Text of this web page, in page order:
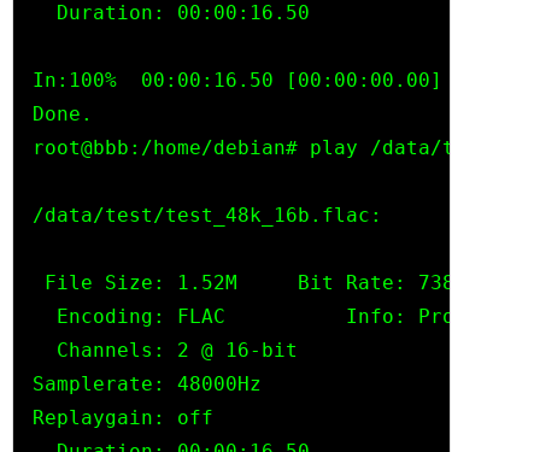
  Duration: 00:00:16.50
In:100%  00:00:16.50 [00:00:00.00]
Done.
root@bbb:/home/debian# play /data/test/
/data/test/test_48k_16b.flac:
File Size: 1.52M     Bit Rate: 738k
Encoding: FLAC          Info: Processed
  Channels: 2 @ 16-bit
Samplerate: 48000Hz
Replaygain: off